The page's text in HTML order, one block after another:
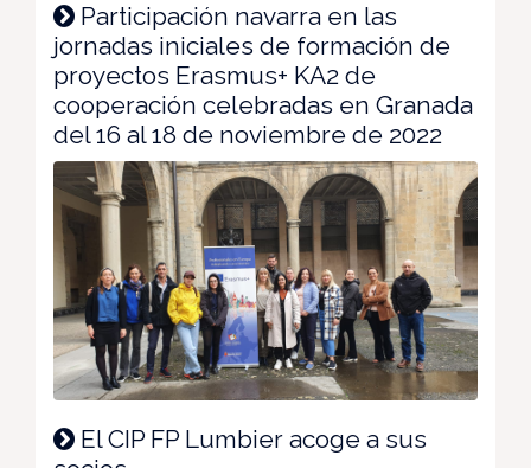
Participación navarra en las
jornadas iniciales de formación de
proyectos Erasmus+ KA2 de
cooperación celebradas en Granada
del 16 al 18 de noviembre de 2022
El CIP FP Lumbier acoge a sus